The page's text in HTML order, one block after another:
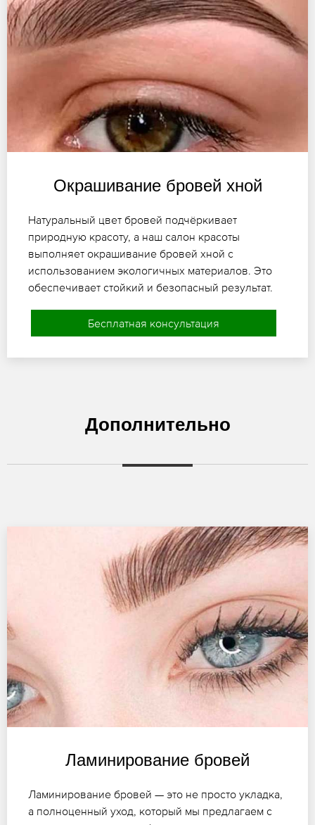
Окрашивание бровей хной
Натуральный цвет бровей подчёркивает
природную красоту, а наш салон красоты
выполняет окрашивание бровей хной с
использованием экологичных материалов. Это
обеспечивает стойкий и безопасный результат.
Бесплатная консультация
Дополнительно
Ламинирование бровей
Ламинирование бровей — это не просто укладка,
а полноценный уход, который мы предлагаем с